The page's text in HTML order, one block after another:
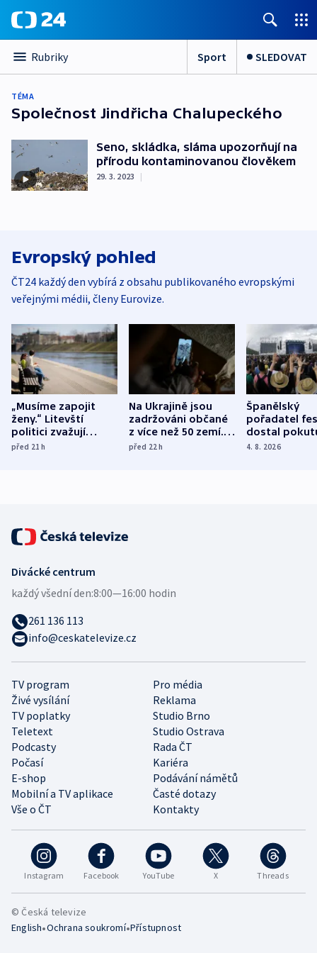
Rubriky Sport SLEDOVAT
TÉMA
Společnost Jindřicha Chalupeckého
Seno, skládka, sláma upozorňují na
přírodu kontaminovanou člověkem
29. 3. 2023 |
Evropský pohled
ČT24 každý den vybírá z obsahu publikovaného evropskými
veřejnými médii, členy Eurovize.
„Musíme zapojit
ženy.“ Litevští
politici zvažují
dohodu o
před 21h
Na Ukrajině jsou
zadržováni občané
z více než 50 zemí.
Bojovali na straně
před 22h
Španělský
pořadatel
dostal
nekalé
4. 8. 2026
Instagram Facebook YouTube X Threads
TV program
Pro média
Živé vysílání
Reklama
TV poplatky
Studio Brno
Teletext
Studio Ostrava
Podcasty
Rada ČT
Počasí
Kariéra
E-shop
Podávání námětů
Mobilní a TV aplikace
Časté dotazy
Vše o ČT
Kontakty
Divácké centrum
každý všední den:8:00—16:00 hodin
261 136 113
info@ceskatelevize.cz
© Česká televize
English•Ochrana soukromí•Přístupnost